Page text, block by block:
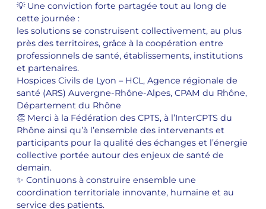
💡 Une conviction forte partagée tout au long de
cette journée :
les solutions se construisent collectivement, au plus
près des territoires, grâce à la coopération entre
professionnels de santé, établissements, institutions
et partenaires.
Hospices Civils de Lyon – HCL, Agence régionale de
santé (ARS) Auvergne-Rhône-Alpes, CPAM du Rhône,
Département du Rhône
👏 Merci à la Fédération des CPTS, à l’InterCPTS du
Rhône ainsi qu’à l’ensemble des intervenants et
participants pour la qualité des échanges et l’énergie
collective portée autour des enjeux de santé de
demain.
✨ Continuons à construire ensemble une
coordination territoriale innovante, humaine et au
service des patients.